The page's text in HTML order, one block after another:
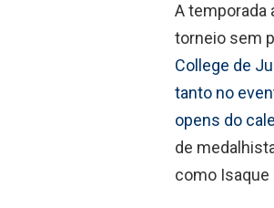
A temporada
torneio sem
College de
tanto no
opens do
de
como Isaque